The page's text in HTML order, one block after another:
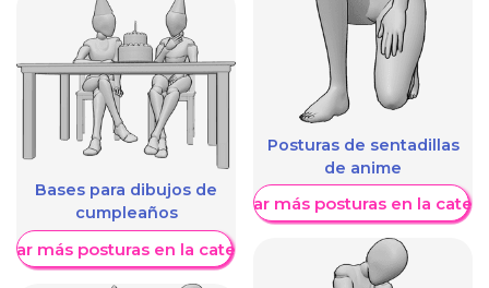
Bases para dibujos de
cumpleaños
más posturas en la categoría
Posturas de sentadillas
de anime
Mostrar más posturas en la